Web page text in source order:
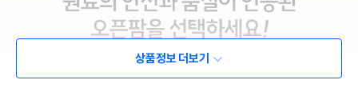
상품정보 더보기